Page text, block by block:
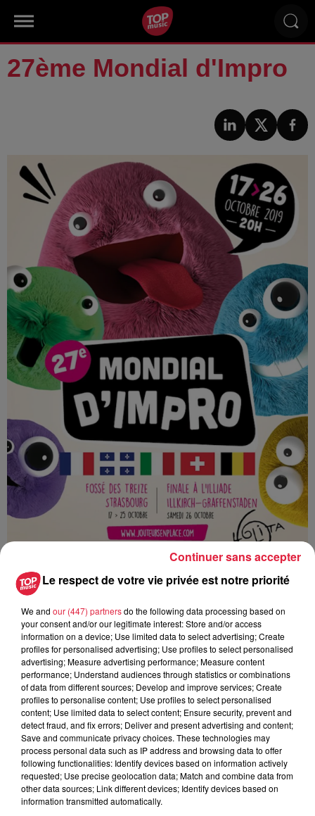
27ème Mondial d'Impro
Ajouter à votre calendrier
Date
du17 octobre 2019 à 0h00
au26 octobre 2019 à 0h00
Lieu
Fossé des Treize - STRASBOURG
(67)
Le respect de votre vie privée est notre priorité
We and our (447) partnersdo the following data processing based on
your consent and/or our legitimate interest: Store and/or access
information on a device; Use limited data to select advertising; Create
profiles for personalised advertising; Use profiles to select personalised
advertising; Measure advertising performance; Measure content
performance; Understand audiences through statistics or combinations
of data from different sources; Develop and improve services; Create
profiles to personalise content; Use profiles to select personalised
content; Use limited data to select content; Ensure security, prevent and
detect fraud, and fix errors; Deliver and present advertising and content;
Save and communicate privacy choices. These technologies may
process personal data such as IP address and browsing data to offer
following functionalities: Identify devices based on information actively
requested; Use precise geolocation data; Match and combine data from
other data sources; Link different devices; Identify devices based on
information transmitted automatically.
Continuer sans accepter